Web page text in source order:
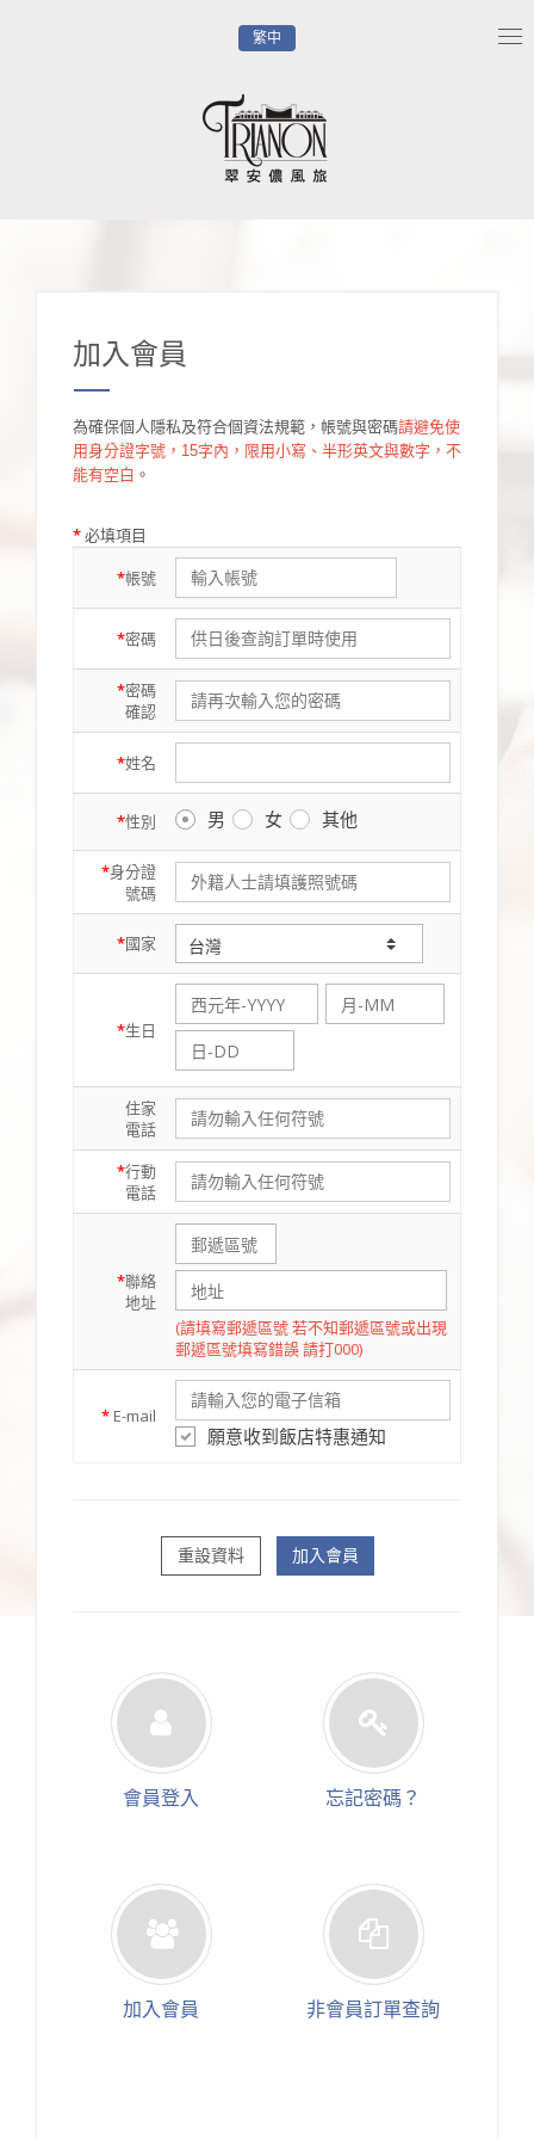
繁中
加入會員
為確保個人隱私及符合個資法規範，帳號與密碼請避免使
用身分證字號，15字內，限用小寫、半形英文與數字，不
能有空白 。
*必填項目
*帳號
*密碼
*密碼
確認
*姓名
*性別 男 女 其他
*身分證
號碼
*國家
*生日
住家
電話
*行動
電話
*聯絡
地址
(請填寫郵遞區號 若不知郵遞區號或出現
郵遞區號填寫錯誤 請打000)
* E-mail
願意收到飯店特惠通知
重設資料 加入會員
會員登入 忘記密碼？
加入會員 非會員訂單查詢